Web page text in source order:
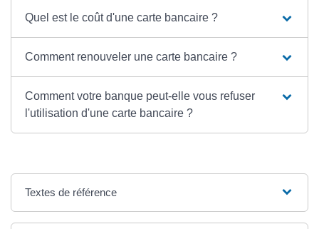
Quel est le coût d'une carte bancaire ?
Comment renouveler une carte bancaire ?
Comment votre banque peut-elle vous refuser
l'utilisation d'une carte bancaire ?
Textes de référence